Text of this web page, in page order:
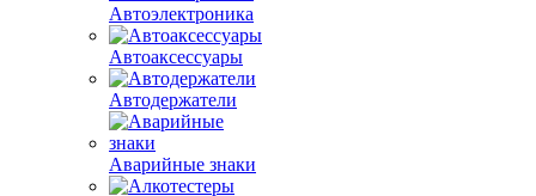
Автоэлектроника
Автоаксессуары
Автодержатели
Аварийные знаки